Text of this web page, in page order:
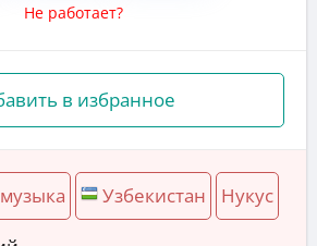
Не работает?
в избранное
Узбекистан Нукус